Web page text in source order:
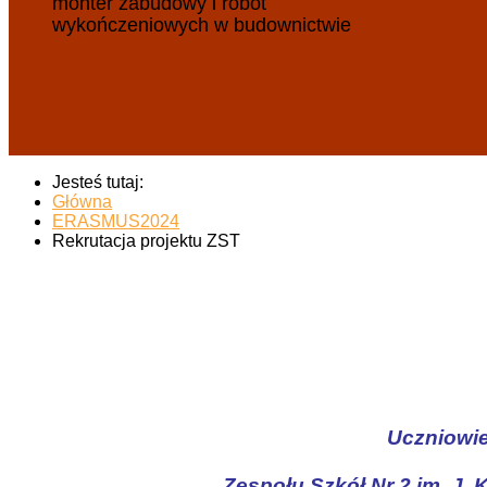
wykończeniowych w budownictwie
Jesteś tutaj:
Główna
ERASMUS2024
Rekrutacja projektu ZST